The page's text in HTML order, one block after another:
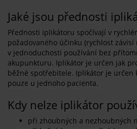
Jaké jsou přednosti
Přednosti iplikátoru spočívají v
požadovaného účinku (rychlost
v jednoduchosti používání bez
akupunkturu. Iplikátor je určen jak
běžné spotřebitele. Iplikátor je
pouze u jednoho pacienta.
Kdy nelze iplikátor
při zhoubných a nezhoubných